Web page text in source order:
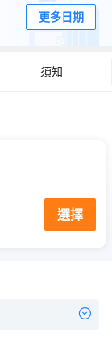
更多日期
須知
選擇